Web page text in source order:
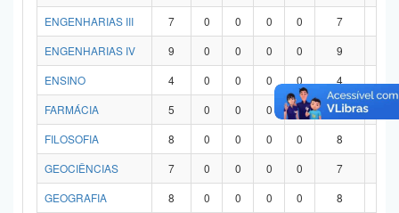
ENGENHARIAS III
7 0 0 0 0 7
ENGENHARIAS IV
9 0 0 0 0 9
ENSINO
4 0 0 0 0 4
FARMÁCIA
5 0 0 0 0 5
FILOSOFIA
8 0 0 0 0 8
GEOCIÊNCIAS
7 0 0 0 0 7
GEOGRAFIA
8 0 0 0 0 8